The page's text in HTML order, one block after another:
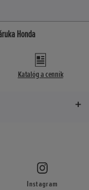
Honda
Katalóg a cenník
Instagram